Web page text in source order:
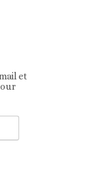
et